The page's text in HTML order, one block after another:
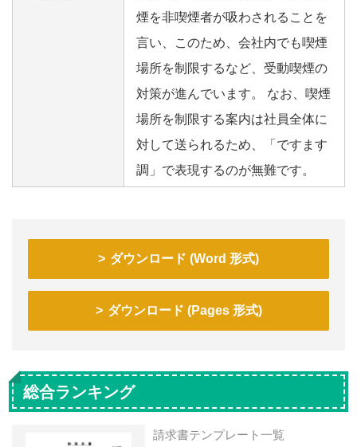
煙を非喫煙者が吸わされることを
言い、このため、会社内でも喫煙
場所を制限するなど、受動喫煙の
対策が進んでいます。 なお、喫煙
場所を制限する案内は社員全体に
対して送られるため、「ですます
調」で表現するのが無難です。
ダウンロード (Word 形式)
ダウンロード (Pages 形式)
総合ランキング
請求書テンプレート一覧